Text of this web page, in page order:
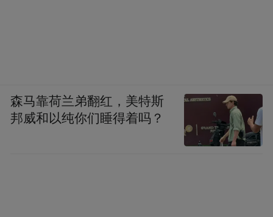
森马靠荷兰弟翻红，美特斯
邦威和以纯你们睡得着吗？